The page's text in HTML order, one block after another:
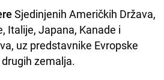
Sjedinjenih Američkih Država,
Italije, Japana, Kanade i
uz predstavnike Evropske
zemalja.